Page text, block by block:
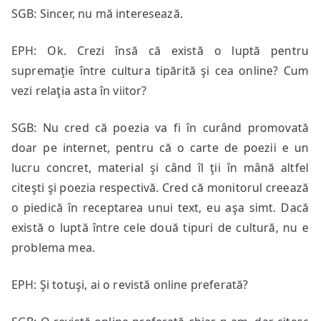
SGB: Sincer, nu mă interesează.
EPH: Ok. Crezi însă că există o luptă pentru
supremaţie între cultura tipărită şi cea online? Cum
vezi relaţia asta în viitor?
SGB: Nu cred că poezia va fi în curând promovată
doar pe internet, pentru că o carte de poezii e un
lucru concret, material şi când îl ţii în mână altfel
citeşti şi poezia respectivă. Cred că monitorul creează
o piedică în receptarea unui text, eu aşa simt. Dacă
există o luptă între cele două tipuri de cultură, nu e
problema mea.
EPH: Şi totuşi, ai o revistă online preferată?